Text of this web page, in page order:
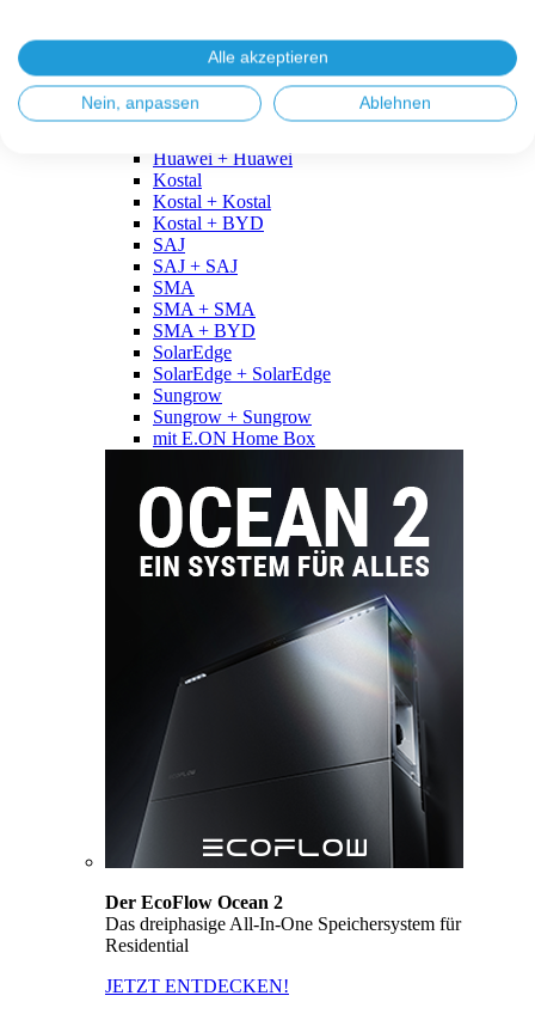
Fronius + BYD
GoodWe
GoodWe + GoodWe
GoodWe + BYD
Huawei + Huawei
Kostal
Kostal + Kostal
Kostal + BYD
SAJ
SAJ + SAJ
SMA
SMA + SMA
SMA + BYD
SolarEdge
SolarEdge + SolarEdge
Sungrow
Sungrow + Sungrow
mit E.ON Home Box
Der EcoFlow Ocean 2
Das dreiphasige All-In-One Speichersystem für
Residential
JETZT ENTDECKEN!
Alle akzeptieren
Nein, anpassen Ablehnen